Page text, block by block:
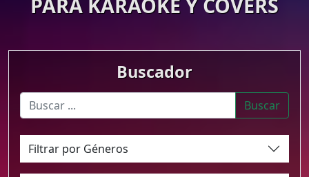
Buscador
Buscar
Filtrar por Géneros